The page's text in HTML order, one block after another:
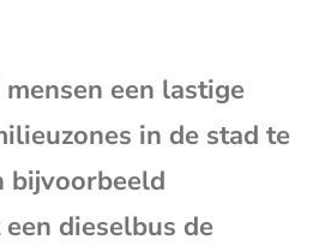
je
een lastige
in de stad te
bijvoorbeeld
dieselbus de